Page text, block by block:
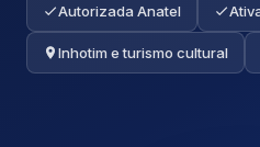
Autorizada Anatel
Inhotim e turismo cultural